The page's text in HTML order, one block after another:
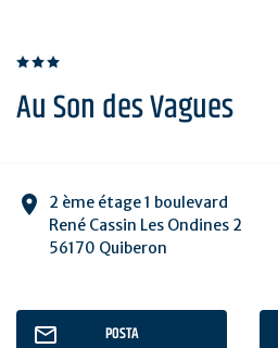
Au Son des Vagues
2 ème étage 1 boulevard
René Cassin Les Ondines 2
56170 Quiberon
POSTA